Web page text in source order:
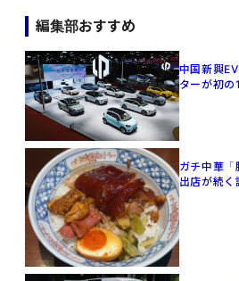
編集部おすすめ
中国新興
ターが初の
ガチ中華
出店が続く